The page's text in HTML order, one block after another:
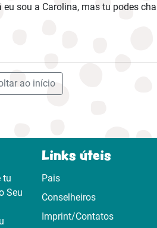
eu sou a Carolina, mas tu podes
ao início
tu
Seu
Links úteis
Pais
Conselheiros
Imprint/Contatos